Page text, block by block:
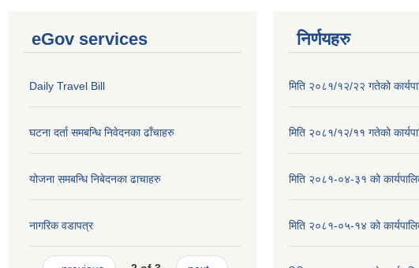
eGov services
Daily Travel Bill
घटना दर्ता समबन्धि निवेदनका ढाँचाहरु
योजना समबन्धि निबेदनका ढाचाहरु
नागरिक वडापत्र
निर्णयहरु
मिति २०८१/१२/२२ गतेको
मिति २०८१/१२/११ गतेको
मिति २०८१-०४-३१ को
मिति २०८१-०५-१४ को